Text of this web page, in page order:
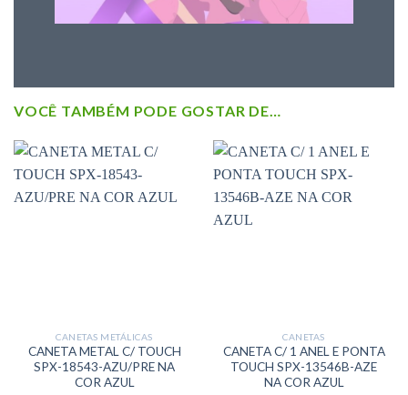
VOCÊ TAMBÉM PODE GOSTAR DE…
CANETAS METÁLICAS
CANETA METAL C/ TOUCH
SPX-18543-AZU/PRE NA
COR AZUL
CANETAS
CANETA C/ 1 ANEL E PONTA
TOUCH SPX-13546B-AZE
NA COR AZUL